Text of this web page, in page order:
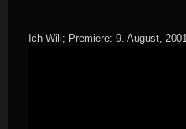
Ich Will; Premiere: 9. August, 2001